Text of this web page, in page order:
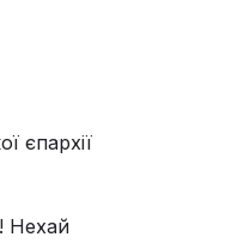
єпархії
Нехай